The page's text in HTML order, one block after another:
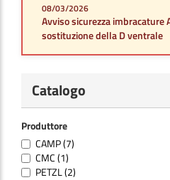
08/03/2026
Avviso sicurezza imbracature
sostituzione della D ventrale
Catalogo
Produttore
CAMP(7)
CMC(1)
PETZL(2)